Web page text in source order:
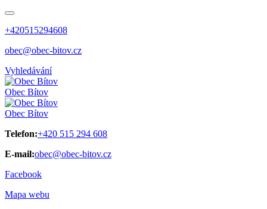
+420515294608
obec@obec-bitov.cz
Vyhledávání
Obec Bítov
Obec Bítov
Telefon:+420 515 294 608
E-mail:obec@obec-bitov.cz
Facebook
Mapa webu